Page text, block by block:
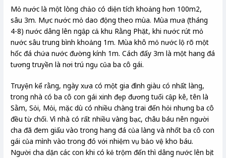
Mỏ nước là một lòng chảo có diện tích khoảng hơn 100m2,
sâu 3m. Mực nước mỏ dao động theo mùa. Mùa mưa (tháng
4-8) nước dâng lên ngập cả khu Rằng Phặt, khi nước rút mỏ
nước sâu trung bình khoảng 1m. Mùa khô mỏ nước lộ rõ một
hốc đá chứa nước đường kính 1m. Cách đấy 3m là một hang đá
tương truyền là nơi trú ngụ của ba cô gái.
Truyện kể rằng, ngày xưa có một gia đình giàu có nhất làng,
trong nhà có ba cô con gái xinh đẹp đương tuổi cập kê, tên là
Sằm, Sỏi, Mỏi, mặc dù có nhiều chàng trai đến hỏi nhưng ba cô
đều từ chối. Vì nhà có rất nhiều vàng bạc, châu báu nên người
cha đã đem giấu vào trong hang đá của làng và nhốt ba cô con
gái của mình vào trong đó với nhiệm vụ bảo vệ kho báu.
Người cha dặn các con khi có kẻ trộm đến thì dâng nước lên bịt